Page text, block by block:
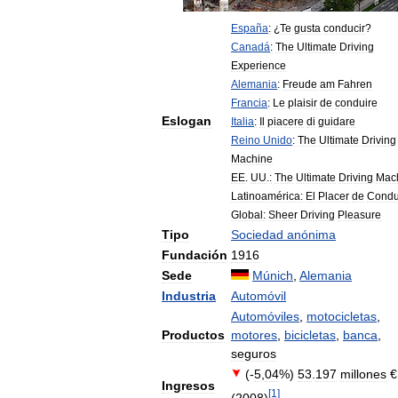
Eslogan
España: ¿Te gusta conducir?
Canadá: The Ultimate Driving
Experience
Alemania: Freude am Fahren
Francia: Le plaisir de conduire
Italia: Il piacere di guidare
Reino Unido: The Ultimate Driving
Machine
EE UU : The Ultimate Driving
Latinoamérica: El Placer de
Global: Sheer Driving Pleasure
Tipo Sociedad anónima
Fundación 1916
Sede
Múnich Alemania
Industria
Automóvil
Productos
Automóviles motocicletas
motores bicicletas banca
seguros
Ingresos
(-5 04%) 53 197 millones €
[1 ]